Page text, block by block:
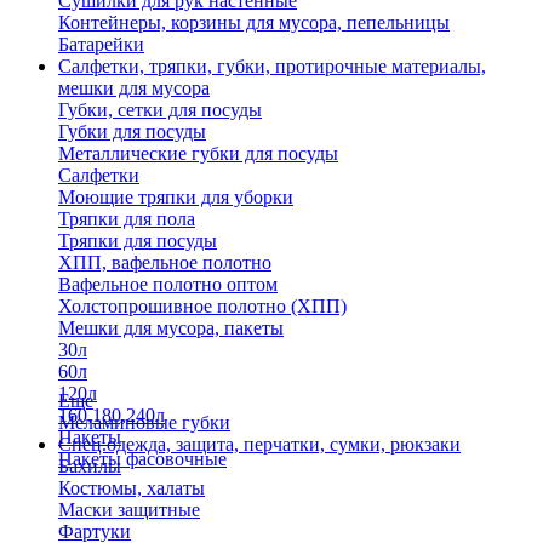
Контейнеры, корзины для мусора, пепельницы
Батарейки
Салфетки, тряпки, губки, протирочные материалы,
мешки для мусора
Губки, сетки для посуды
Губки для посуды
Металлические губки для посуды
Салфетки
Моющие тряпки для уборки
Тряпки для пола
Тряпки для посуды
ХПП, вафельное полотно
Вафельное полотно оптом
Холстопрошивное полотно (ХПП)
Мешки для мусора, пакеты
30л
60л
120л
160,180,240л
Пакеты
Пакеты фасовочные
Еще
Меламиновые губки
Спец.одежда, защита, перчатки, сумки, рюкзаки
Бахилы
Костюмы, халаты
Маски защитные
Фартуки